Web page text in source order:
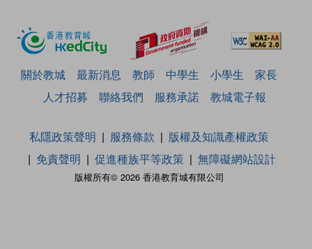
關於教城 最新消息 教師 中學生 小學生
家長
人才招募
聯絡我們 服務承諾 教城電子報
版權所有© 2026 香港教育城有限公司
私隱政策聲明 服務條款
版權及知識產權政策
免責聲明
促進種族平等政策 無障礙網站設計